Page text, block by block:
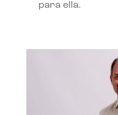
para ella.